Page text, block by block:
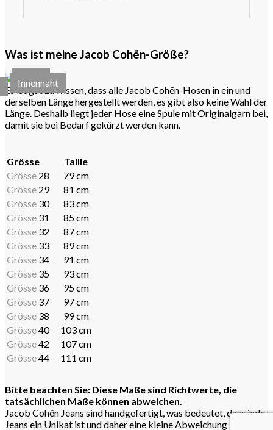
Was ist meine Jacob Cohën-Größe?
Taille
Innennaht
Es ist gut zu wissen, dass alle Jacob Cohën-Hosen in ein und
derselben Länge hergestellt werden, es gibt also keine Wahl der
Länge. Deshalb liegt jeder Hose eine Spule mit Originalgarn bei,
damit sie bei Bedarf gekürzt werden kann.
Grösse
Taille
Grösse 28
79 cm
Grösse 29
81 cm
Grösse 30
83 cm
Grösse 31
85 cm
Grösse 32
87 cm
Grösse 33
89 cm
Grösse 34
91 cm
Grösse 35
93 cm
Grösse 36
95 cm
Grösse 37
97 cm
Grösse 38
99 cm
Grösse40
103 cm
Grösse42
107 cm
Grösse44 111 cm
Bitte beachten Sie: Diese Maße sind Richtwerte, die
tatsächlichen Maße können abweichen.
Jacob Cohën Jeans sind handgefertigt, was bedeutet, dass jede
Jeans ein Unikat ist und daher eine kleine Abweichung